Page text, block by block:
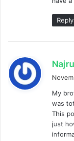
Reply
My
was
This
just